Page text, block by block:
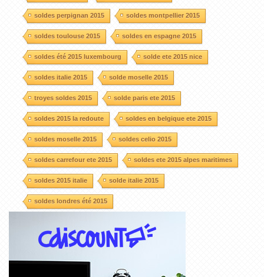
soldes perpignan 2015 soldes montpellier 2015
soldes toulouse 2015 soldes en espagne 2015
soldes été 2015 luxembourg solde ete 2015 nice
soldes italie 2015 solde moselle 2015
troyes soldes 2015 solde paris ete 2015
soldes 2015 la redoute soldes en belgique ete 2015
soldes moselle 2015 soldes celio 2015
soldes carrefour ete 2015 soldes ete 2015 alpes maritimes
soldes 2015 italie solde italie 2015
soldes londres été 2015